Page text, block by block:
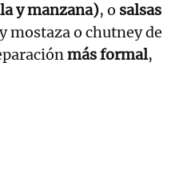
y manzana), o salsas
mostaza o chutney de
más formal,